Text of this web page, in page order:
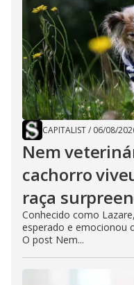
CAPITALIST/ 06/08/
Nem
cachorro
raça
Conhecido como
esperado e emocionou
O post Nem...